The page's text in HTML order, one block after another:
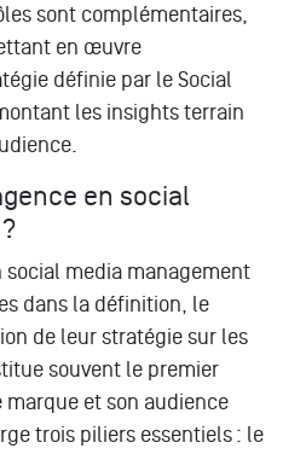
sont complémentaires,
en œuvre
définie par le Social
les insights terrain
en social
social media management
dans la définition, le
de leur stratégie sur les
souvent le premier
et son audience
trois piliers essentiels : le